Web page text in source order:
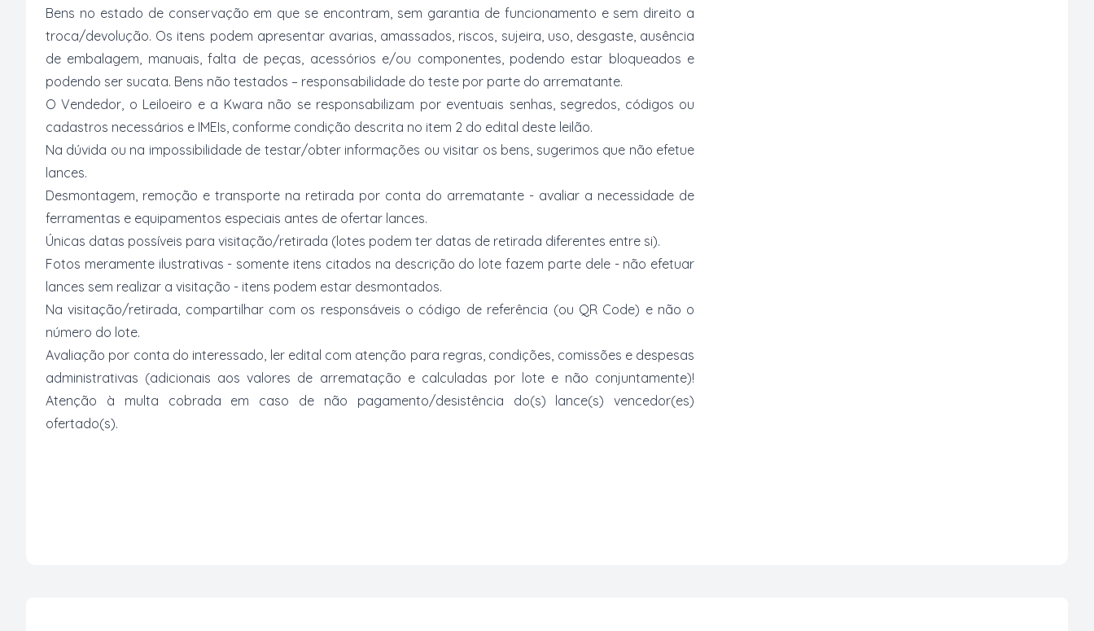
Bens no estado de conservação em que se encontram, sem garantia de funcionamento e sem direito a
troca/devolução. Os itens podem apresentar avarias, amassados, riscos, sujeira, uso, desgaste, ausência
de embalagem, manuais, falta de peças, acessórios e/ou componentes, podendo estar bloqueados e
podendo ser sucata. Bens não testados – responsabilidade do teste por parte do arrematante.
O Vendedor, o Leiloeiro e a Kwara não se responsabilizam por eventuais senhas, segredos, códigos ou
cadastros necessários e IMEIs, conforme condição descrita no item 2 do edital deste leilão.
Na dúvida ou na impossibilidade de testar/obter informações ou visitar os bens, sugerimos que não efetue
lances.
Desmontagem, remoção e transporte na retirada por conta do arrematante - avaliar a necessidade de
ferramentas e equipamentos especiais antes de ofertar lances.
Únicas datas possíveis para visitação/retirada (lotes podem ter datas de retirada diferentes entre si).
Fotos meramente ilustrativas - somente itens citados na descrição do lote fazem parte dele - não efetuar
lances sem realizar a visitação - itens podem estar desmontados.
Na visitação/retirada, compartilhar com os responsáveis o código de referência (ou QR Code) e não o
número do lote.
Avaliação por conta do interessado, ler edital com atenção para regras, condições, comissões e despesas
administrativas (adicionais aos valores de arrematação e calculadas por lote e não conjuntamente)!
Atenção à multa cobrada em caso de não pagamento/desistência do(s) lance(s) vencedor(es)
ofertado(s).